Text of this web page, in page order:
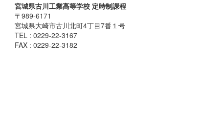
宮城県古川工業高等学校 定時制課程
〒989-6171
宮城県大崎市古川北町4丁目7番１号
TEL : 0229-22-3167
FAX : 0229-22-3182